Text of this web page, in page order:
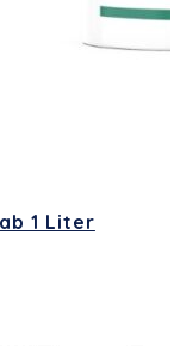
1 Liter